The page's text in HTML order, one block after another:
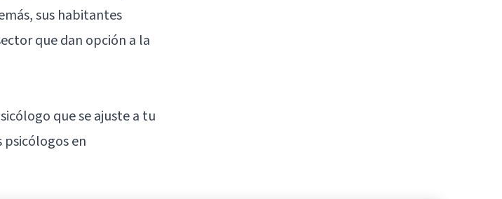
sus habitantes
que dan opción a la
que se ajuste a tu
psicólogos en